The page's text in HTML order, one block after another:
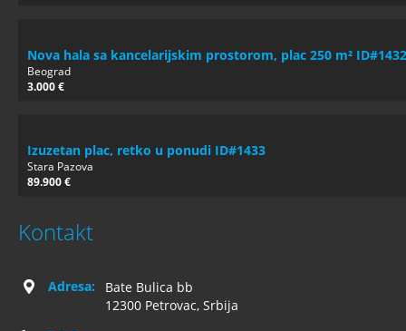
Nova hala sa kancelarijskim prostorom, plac 250 m² ID#1432
Beograd
3.000 €
Izuzetan plac, retko u ponudi ID#1433
Stara Pazova
89.900 €
Kontakt
Adresa:
Bate Bulica bb
12300 Petrovac, Srbija